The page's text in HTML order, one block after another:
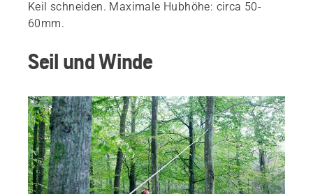
Keil schneiden. Maximale Hubhöhe: circa 50-
60mm.
Seil und Winde